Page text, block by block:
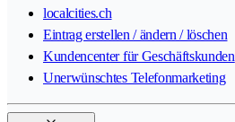
localcities.ch
Eintrag erstellen / ändern / löschen
Kundencenter für Geschäftskunden
Unerwünschtes Telefonmarketing